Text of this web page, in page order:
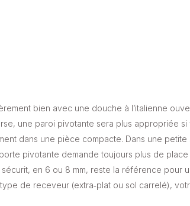
bien avec une douche à l’italienne
une paroi pivotante sera plus appropriée
dans une pièce compacte. Dans une
pivotante demande toujours plus de place
en 6 ou 8 mm, reste la référence pour
de receveur (extra‑plat ou sol carrelé),